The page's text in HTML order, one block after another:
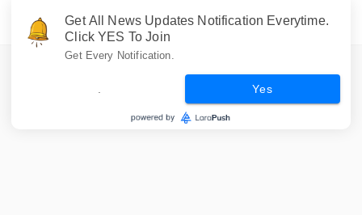
Get All News Updates Notification Everytime.
Click YES To Join
Get Every Notification.
Yes